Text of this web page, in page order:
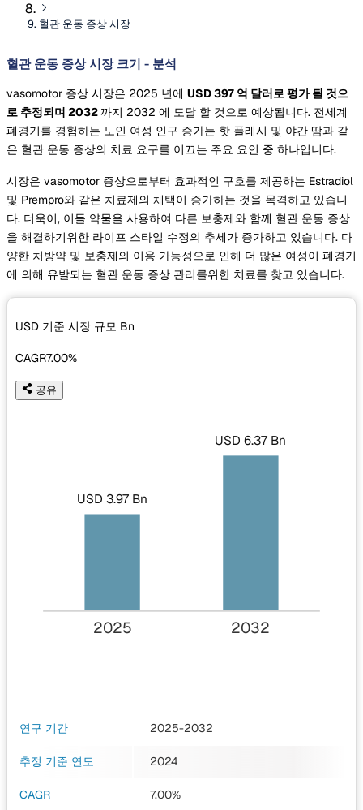
혈관 운동 증상 시장
혈관 운동 증상 시장 크기 - 분석
vasomotor 증상 시장은 2025 년에 USD 397 억 달러로 평가 될 것으
로 추정되며 2032 까지 2032 에 도달 할 것으로 예상됩니다. 전세계
폐경기를 경험하는 노인 여성 인구 증가는 핫 플래시 및 야간 땀과 같
은 혈관 운동 증상의 치료 요구를 이끄는 주요 요인 중 하나입니다.
시장은 vasomotor 증상으로부터 효과적인 구호를 제공하는 Estradiol
및 Prempro와 같은 치료제의 채택이 증가하는 것을 목격하고 있습니
다. 더욱이, 이들 약물을 사용하여 다른 보충제와 함께 혈관 운동 증상
을 해결하기위한 라이프 스타일 수정의 추세가 증가하고 있습니다. 다
양한 처방약 및 보충제의 이용 가능성으로 인해 더 많은 여성이 폐경기
에 의해 유발되는 혈관 운동 증상 관리를위한 치료를 찾고 있습니다.
USD 기준 시장 규모 Bn
CAGR7.00%
공유
USD 3.97 Bn
USD 6.37 Bn
2025 2032
연구 기간 2025-2032
추정 기준 연도 2024
CAGR 7.00%